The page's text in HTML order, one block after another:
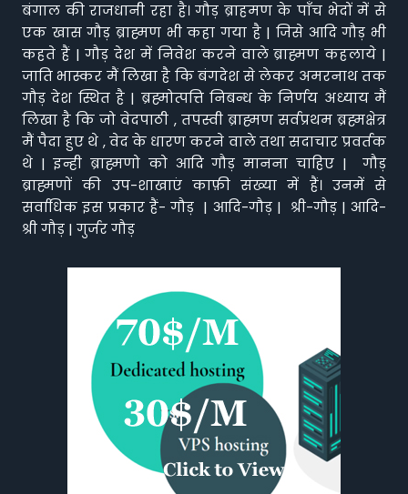
बंगाल की राजधानी रहा है। गौड़ ब्राहमण के पाँच भेदों में से
एक खास गौड़ ब्राह्मण भी कहा गया है | जिसे आदि गौड़ भी
कहते हैं | गौड़ देश में निवेश करने वाले ब्राह्मण कहलाये |
जाति भास्कर मैं लिखा है कि बंगदेश से लेकर अमरनाथ तक
गौड़ देश स्थित है | ब्रह्मोत्पत्ति निबन्ध के निर्णय अध्याय मैं
लिखा है कि जो वेदपाठी , तपस्वी ब्राह्मण सर्वप्रथम ब्रह्मक्षेत्र
मैं पैदा हुए थे , वेद के धारण करने वाले तथा सदाचार प्रवर्तक
थे | इन्ही ब्राह्मणो को आदि गौड़ मानना चाहिए | गौड़
ब्राह्मणों की उप-शाखाएं काफ़ी संख्या में हैं। उनमें से
सर्वाधिक इस प्रकार हैं- गौड़ | आदि-गौड़ | श्री-गौड़ | आदि-
श्री गौड़ | गुर्जर गौड़